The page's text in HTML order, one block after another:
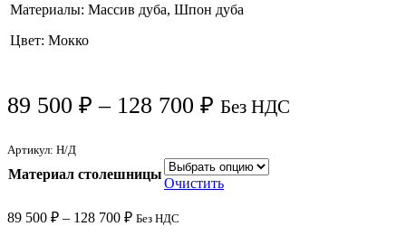
Материалы: Массив дуба, Шпон дуба
Цвет: Мокко
89 500 ₽ – 128 700 ₽ Без НДС
Артикул: Н/Д
Материал столешницы
Очистить
89 500 ₽ – 128 700 ₽ Без НДС